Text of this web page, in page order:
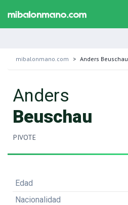
mibalonmano.com Anders Beuschau
Anders
Beuschau
PIVOTE
Edad
Nacionalidad